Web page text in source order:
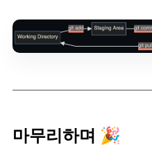
마무리하며 🎉